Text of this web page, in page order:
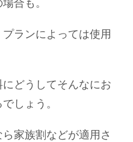
合も。
ランによっては使用
どうしてそんなにお
しょう。
家族割などが適用さ